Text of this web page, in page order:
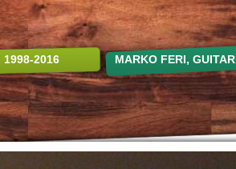
1998-2016 MARKO FERI, GUITAR